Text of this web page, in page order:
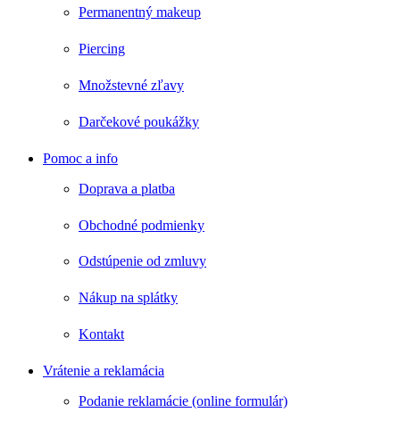
Permanentný makeup
Piercing
Množstevné zľavy
Darčekové poukážky
Pomoc a info
Doprava a platba
Obchodné podmienky
Odstúpenie od zmluvy
Nákup na splátky
Kontakt
Vrátenie a reklamácia
Podanie reklamácie (online formulár)